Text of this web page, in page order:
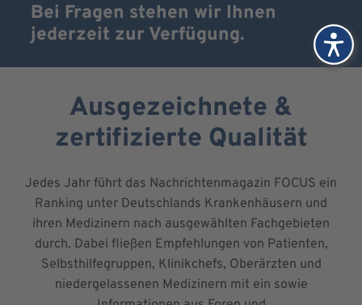
Bei Fragen stehen wir Ihnen
jederzeit zur Verfügung.
Ausgezeichnete &
zertifizierte Qualität
Jedes Jahr führt das Nachrichtenmagazin FOCUS ein
Ranking unter Deutschlands Krankenhäusern und
ihren Medizinern nach ausgewählten Fachgebieten
durch. Dabei fließen Empfehlungen von Patienten,
Selbsthilfegruppen, Klinikchefs, Oberärzten und
niedergelassenen Medizinern mit ein sowie